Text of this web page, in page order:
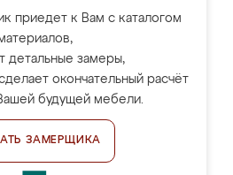
приедет к Вам с каталогом
детальные замеры,
окончательный расчёт
будущей мебели.
ЗАМЕРЩИКА